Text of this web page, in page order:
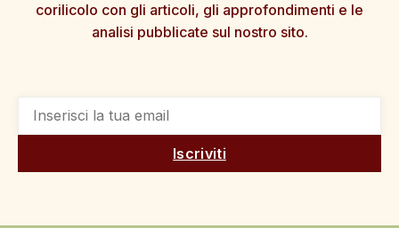
corilicolo con gli articoli, gli approfondimenti e le
analisi pubblicate sul nostro sito.
Iscriviti